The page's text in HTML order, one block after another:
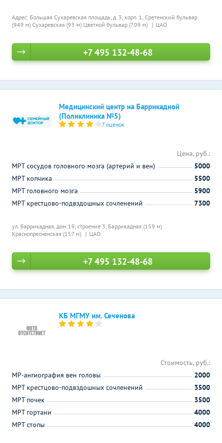
Адрес: Большая Сухаревская площадь, д. 3, корп. 1, Сретенский бульвар
(949 м) Сухаревская (93 м) Цветной бульвар (709 м) ЦАО
+7 495 132-48-68
Медицинский центр на Баррикадной
(Поликлиника №5)
7 оценок
ул. Баррикадная, дом 19, строение 3, Баррикадная (159 м)
Краснопресненская (157 м)
ЦАО
Цена, руб.:
МРТ сосудов головного мозга (артерий и вен)
5000
МРТ копчика
5500
МРТ головного мозга
5900
МРТ крестцово-подвздошных сочленений
7300
+7 495 132-48-68
КБ МГМУ им. Сеченова
Стоимость, руб.:
МР-ангиография вен головы
2000
МРТ крестцово-подвздошных сочленений
3500
МРТ почек
3500
МРТ гортани
4000
МРТ стопы
4000